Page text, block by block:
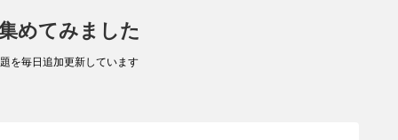
めてみました
を毎日追加更新しています